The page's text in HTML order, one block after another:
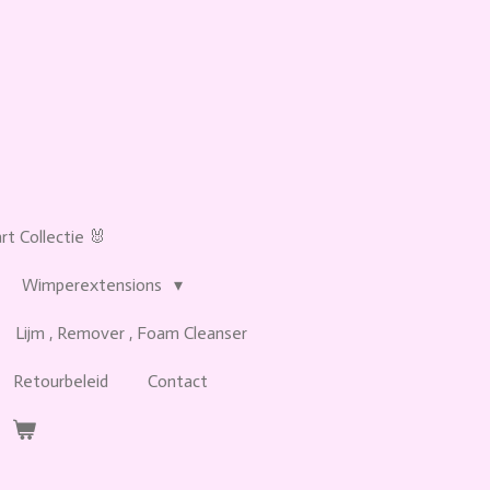
Collectie 🐰
Wimperextensions
Lijm , Remover , Foam Cleanser
Retourbeleid Contact